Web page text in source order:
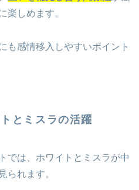
楽しめます。
も感情移入しやすいポイント
とミスラの活躍
では、ホワイトとミスラが中
られます。